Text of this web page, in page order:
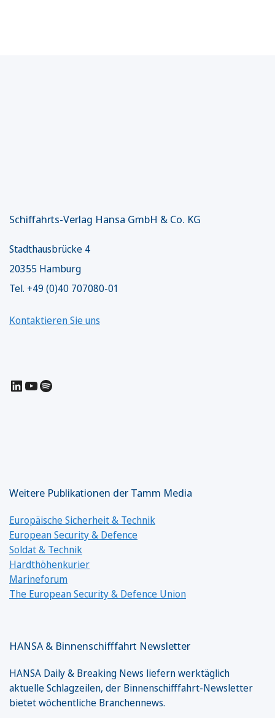
Schiffahrts-Verlag Hansa GmbH & Co. KG
Stadthausbrücke 4
20355 Hamburg
Tel. +49 (0)40 707080-01
Kontaktieren Sie uns
LinkedIn
YouTube
Spotify
Weitere Publikationen der Tamm Media
Europäische Sicherheit & Technik
European Security & Defence
Soldat & Technik
Hardthöhenkurier
Marineforum
The European Security & Defence Union
HANSA & Binnenschifffahrt Newsletter
HANSA Daily & Breaking News liefern werktäglich
aktuelle Schlagzeilen, der Binnenschifffahrt-Newsletter
bietet wöchentliche Branchennews.